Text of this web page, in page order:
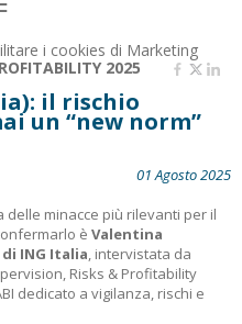
i cookies di Marketing
2025
il rischio
un “new norm”
01 Agosto 2025
delle minacce più rilevanti per il
è Valentina
ING Italia, intervistata da
Risks & Profitability
dedicato a vigilanza, rischi e